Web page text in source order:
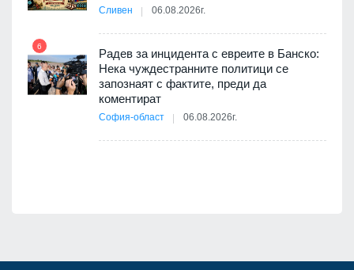
Сливен 06.08.2026г.
6
Радев за инцидента с евреите в Банско:
Нека чуждестранните политици се
запознаят с фактите, преди да
коментират
София-област 06.08.2026г.